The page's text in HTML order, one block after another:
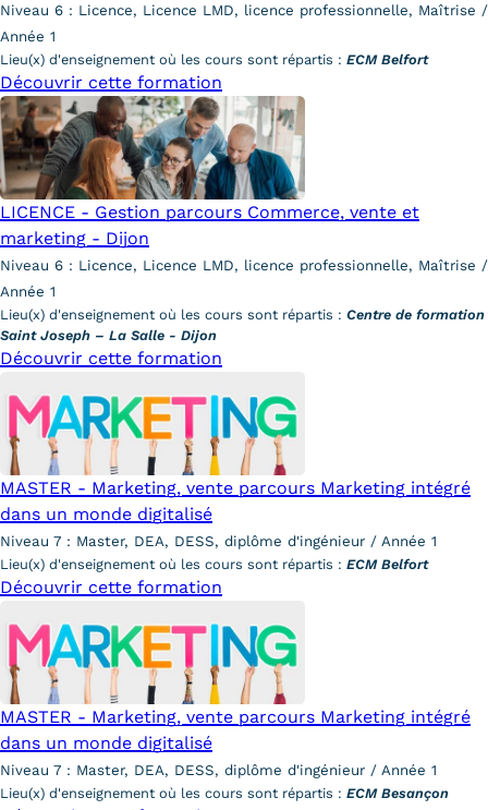
Taxe d'apprentissage
Infos enseignants
Être enseignant au Cnam
Infos partenaires
Liste des partenaires
Communication
Kits communications Cnam
Prospect
Fiche contact salons, forums,
JPO
Niveau 6 : Licence, Licence LMD, licence professionnelle, Maîtrise /
Année 1
Lieu(x) d'enseignement où les cours sont répartis : ECM Belfort
Découvrir cette formation
LICENCE - Gestion parcours Commerce, vente et
marketing - Dijon
Niveau 6 : Licence, Licence LMD, licence professionnelle, Maîtrise /
Année 1
Lieu(x) d'enseignement où les cours sont répartis : Centre de formation
Saint Joseph – La Salle - Dijon
Découvrir cette formation
MASTER - Marketing, vente parcours Marketing intégré
dans un monde digitalisé
Niveau 7 : Master, DEA, DESS, diplôme d'ingénieur / Année 1
Lieu(x) d'enseignement où les cours sont répartis : ECM Belfort
Découvrir cette formation
MASTER - Marketing, vente parcours Marketing intégré
dans un monde digitalisé
Niveau 7 : Master, DEA, DESS, diplôme d'ingénieur / Année 1
Lieu(x) d'enseignement où les cours sont répartis : ECM Besançon